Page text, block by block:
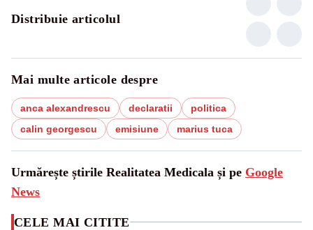
Distribuie articolul
Mai multe articole despre
anca alexandrescu declaratii
politica
calin georgescu
emisiune marius tuca
Urmărește știrile Realitatea Medicala și pe Google
News
CELE MAI CITITE